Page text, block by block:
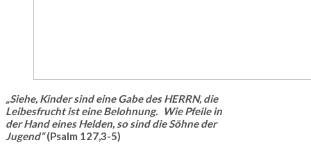
„Siehe, Kinder sind eine Gabe des HERRN, die
Leibesfrucht ist eine Belohnung. Wie Pfeile in
der Hand eines Helden, so sind die Söhne der
Jugend“(Psalm 127,3-5)